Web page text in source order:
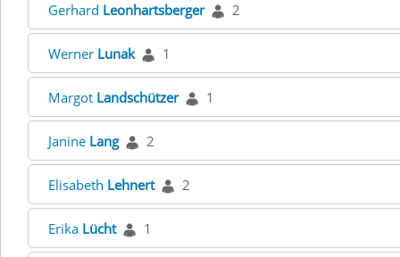
Gerhard Leonhartsberger 2
Werner Lunak 1
Margot Landschützer 1
Janine Lang 2
Elisabeth Lehnert 2
Erika Lücht 1